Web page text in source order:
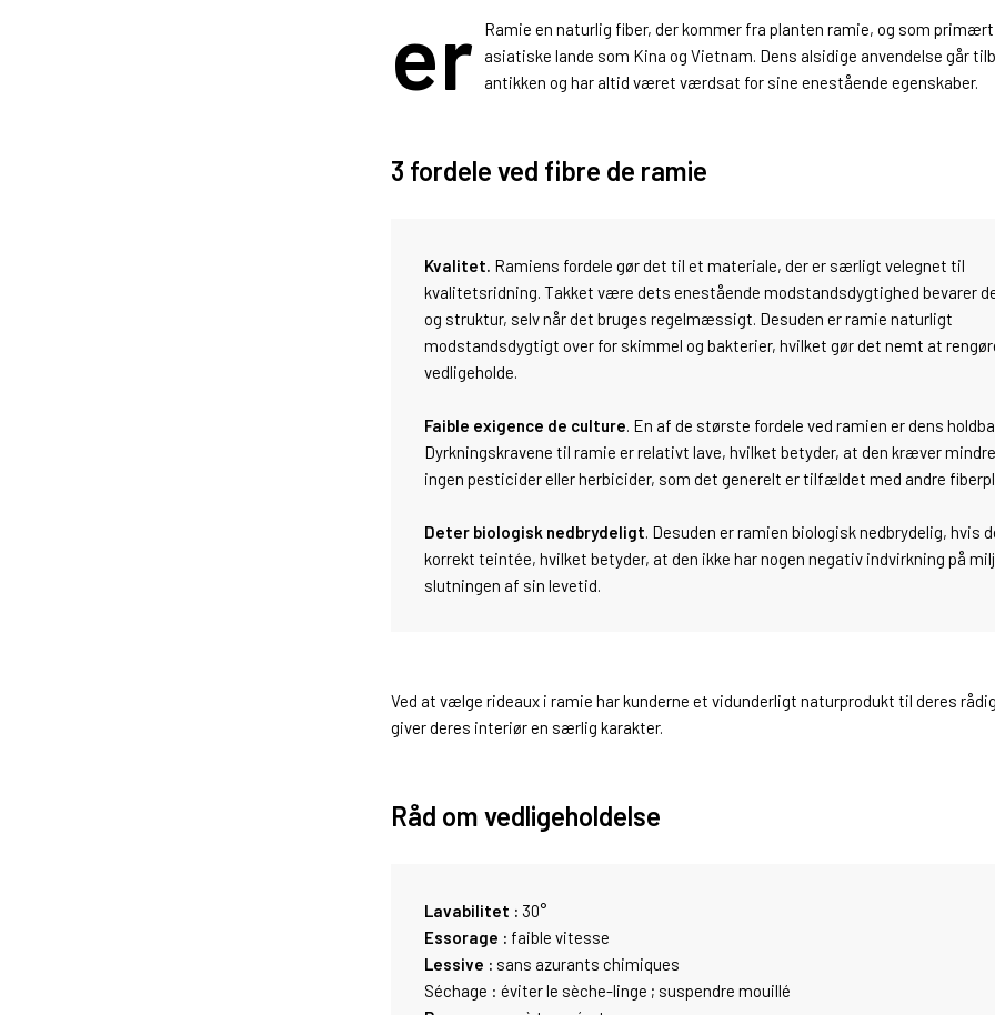
Ramie
er
en naturlig fiber, der kommer fra planten ramie, og som
asiatiske lande som Kina og Vietnam. Dens alsidige anvendelse går
antikken og har altid været værdsat for sine enestående egenskaber.
3 fordele ved fibre de ramie
Kvalitet. Ramiens fordele gør det til et materiale, der er særligt velegnet til
kvalitetsridning. Takket være dets enestående modstandsdygtighed bevarer
og struktur, selv når det bruges regelmæssigt. Desuden er ramie naturligt
modstandsdygtigt over for skimmel og bakterier, hvilket gør det nemt at
vedligeholde.
Faible exigence de culture. En af de største fordele ved ramien er dens
Dyrkningskravene til ramie er relativt lave, hvilket betyder, at den kræver
ingen pesticider eller herbicider, som det generelt er tilfældet med andre
Deter biologisk nedbrydeligt. Desuden er ramien biologisk nedbrydelig, hvis
korrekt teintée, hvilket betyder, at den ikke har nogen negativ indvirkning på
slutningen af sin levetid.
Ved at vælge rideaux i ramie har kunderne et vidunderligt naturprodukt til deres
giver deres interiør en særlig karakter.
Råd om vedligeholdelse
Lavabilitet : 30°
Essorage : faible vitesse
Lessive : sans azurants chimiques
Séchage : éviter le sèche-linge ; suspendre mouillé